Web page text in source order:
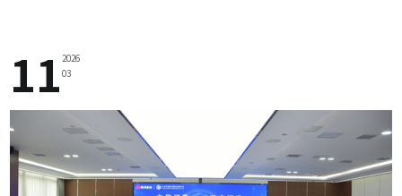
112026
03